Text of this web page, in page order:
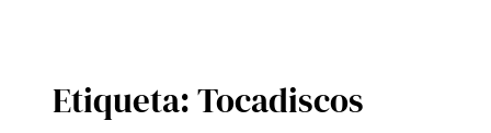
Etiqueta:Tocadiscos